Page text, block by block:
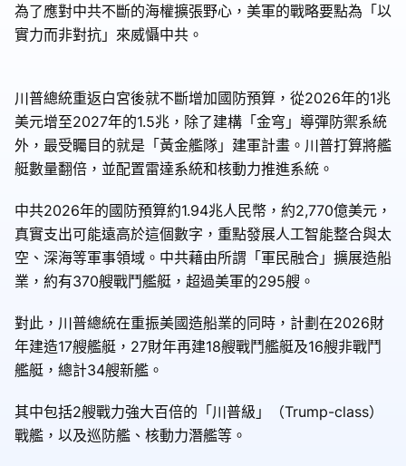
為了應對中共不斷的海權擴張野心，美軍的戰略要點為「以
實力而非對抗」來威懾中共。
川普總統重返白宮後就不斷增加國防預算，從2026年的1兆
美元增至2027年的1.5兆，除了建構「金穹」導彈防禦系統
外，最受矚目的就是「黃金艦隊」建軍計畫。川普打算將艦
艇數量翻倍，並配置雷達系統和核動力推進系統。
中共2026年的國防預算約1.94兆人民幣，約2,770億美元，
真實支出可能遠高於這個數字，重點發展人工智能整合與太
空、深海等軍事領域。中共藉由所謂「軍民融合」擴展造船
業，約有370艘戰鬥艦艇，超過美軍的295艘。
對此，川普總統在重振美國造船業的同時，計劃在2026財
年建造17艘艦艇，27財年再建18艘戰鬥艦艇及16艘非戰鬥
艦艇，總計34艘新艦。
其中包括2艘戰力強大百倍的「川普級」（Trump-class）
戰艦，以及巡防艦、核動力潛艦等。